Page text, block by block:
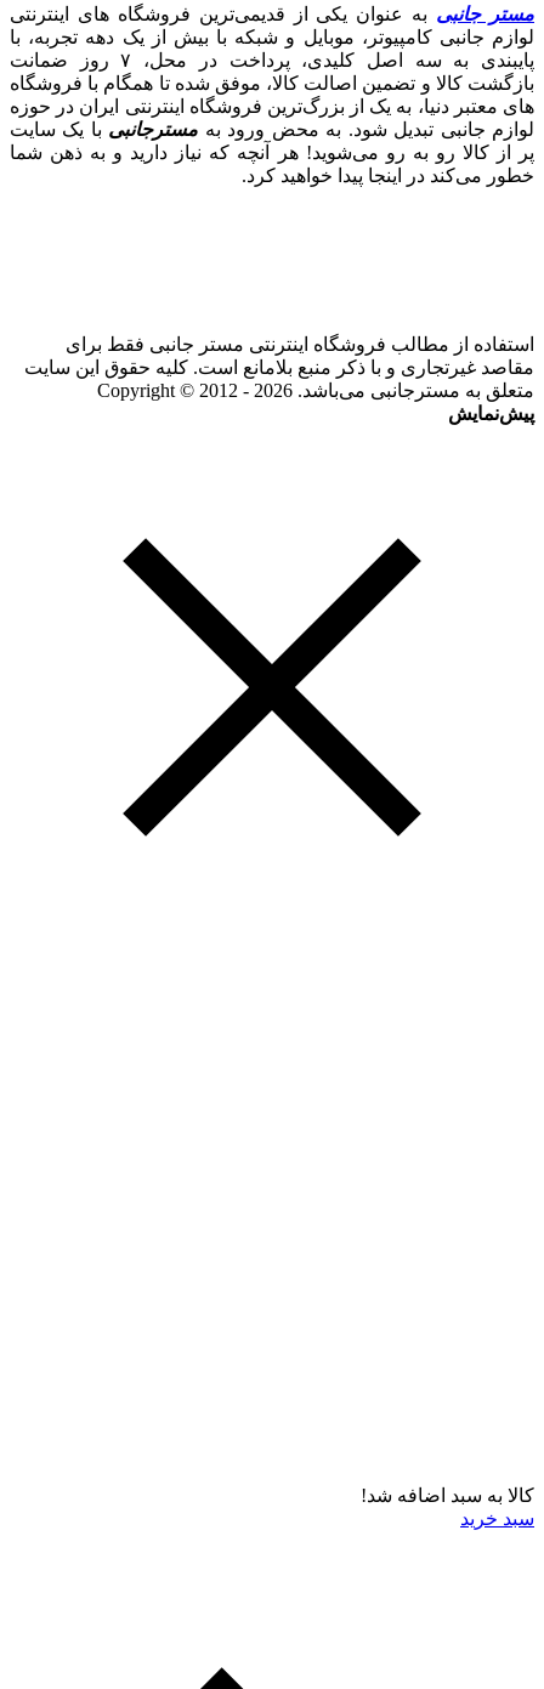
مستر جانبی به عنوان یکی از قدیمی‌ترین فروشگاه های اینترنتی
لوازم جانبی کامپیوتر، موبایل و شبکه با بیش از یک دهه تجربه، با
پایبندی به سه اصل کلیدی، پرداخت در محل، ۷ روز ضمانت
بازگشت کالا و تضمین اصالت کالا، موفق شده تا همگام با فروشگاه‌
های معتبر دنیا، به یک از بزرگ‌ترین فروشگاه اینترنتی ایران در حوزه
لوازم جانبی تبدیل شود. به محض ورود به مسترجانبی با یک سایت
پر از کالا رو به رو می‌شوید! هر آنچه که نیاز دارید و به ذهن شما
خطور می‌کند در اینجا پیدا خواهید کرد.
استفاده از مطالب فروشگاه اینترنتی مستر جانبی فقط برای
مقاصد غیرتجاری و با ذکر منبع بلامانع است. کلیه حقوق این سایت
متعلق به مسترجانبی می‌باشد. Copyright © 2012 - 2026
پیش‌نمایش
کالا به سبد اضافه شد!
سبد خرید